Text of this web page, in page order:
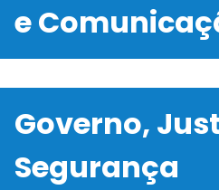
e
Governo,
Segurança